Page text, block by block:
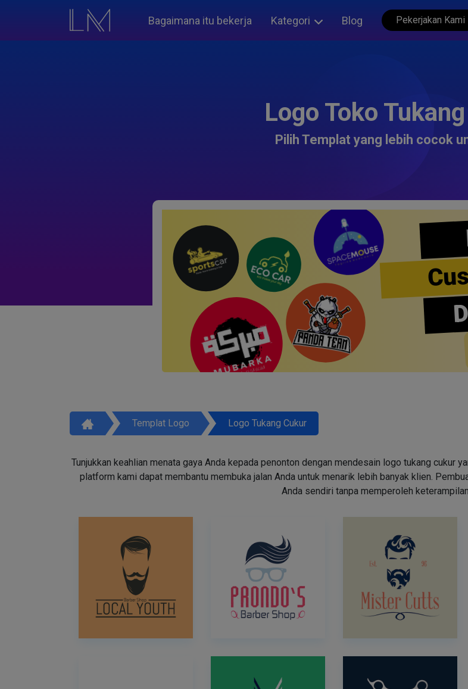
Bagaimana itu bekerja Kategori Blog Pekerjakan Kami
Logo Toko
Pilih Templat yang lebih cocok
Templat Logo Logo Tukang Cukur
Tunjukkan keahlian menata gaya Anda kepada penonton dengan mendesain logo tukang cukur
platform kami dapat membantu membuka jalan Anda untuk menarik lebih banyak klien.
Anda sendiri tanpa memperoleh